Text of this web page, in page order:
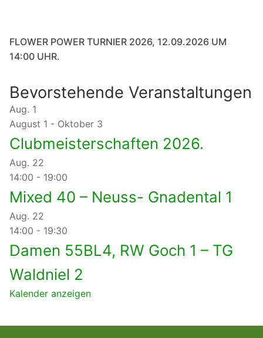
FLOWER POWER TURNIER 2026, 12.09.2026 UM
14:00 UHR.
Bevorstehende Veranstaltungen
Aug. 1
August 1 - Oktober 3
Clubmeisterschaften 2026.
Aug. 22
14:00 - 19:00
Mixed 40 – Neuss- Gnadental 1
Aug. 22
14:00 - 19:30
Damen 55BL4, RW Goch 1 – TG
Waldniel 2
Kalender anzeigen